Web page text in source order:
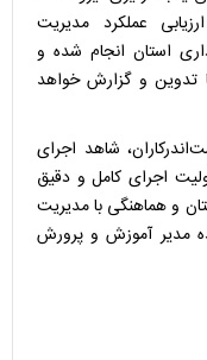
عملکرد مدیریت
استان انجام شده و
تدوین و گزارش خواهد
شاهد اجرای
اجرای کامل و دقیق
و هماهنگی با مدیریت
مدیر آموزش و پرورش